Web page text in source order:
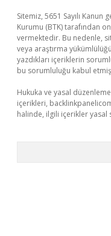
Sitemiz, 5651 Sayılı
Kurumu (BTK) tarafından
vermektedir. Bu nedenle,
veya araştırma
yazdıkları içeriklerin
bu sorumluluğu kabul etmiş
Hukuka ve yasal
içerikleri,
halinde, ilgili içerikler yasal